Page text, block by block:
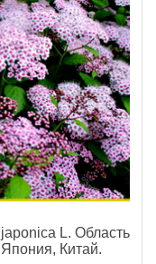
L. Область
Китай.